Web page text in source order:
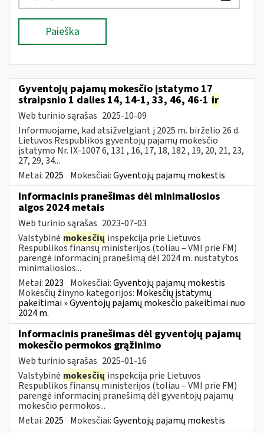
Paieška
Gyventojų pajamų mokesčio įstatymo 17
straipsnio 1 dalies 14, 14-1, 33, 46, 46-1 ir
Web turinio sąrašas 2025-10-09
Informuojame, kad atsižvelgiant į 2025 m. birželio 26 d.
Lietuvos Respublikos gyventojų pajamų mokesčio
įstatymo Nr. IX-1007 6, 131 , 16, 17, 18, 182 , 19, 20, 21, 23,
27, 29, 34...
Metai: 2025 Mokesčiai:Gyventojų pajamų mokestis
Informacinis pranešimas dėl minimaliosios
algos 2024 metais
Web turinio sąrašas 2023-07-03
Valstybinė mokesčių inspekcija prie Lietuvos
Respublikos finansų ministerijos (toliau – VMI prie FM)
parengė informacinį pranešimą dėl 2024 m. nustatytos
minimaliosios...
Metai: 2023 Mokesčiai:Gyventojų pajamų mokestis
Mokesčių žinyno kategorijos: Mokesčių įstatymų
pakeitimai » Gyventojų pajamų mokesčio pakeitimai nuo
2024 m.
Informacinis pranešimas dėl gyventojų pajamų
mokesčio permokos grąžinimo
Web turinio sąrašas 2025-01-16
Valstybinė mokesčių inspekcija prie Lietuvos
Respublikos finansų ministerijos (toliau – VMI prie FM)
parengė informacinį pranešimą dėl gyventojų pajamų
mokesčio permokos...
Metai: 2025 Mokesčiai:Gyventojų pajamų mokestis